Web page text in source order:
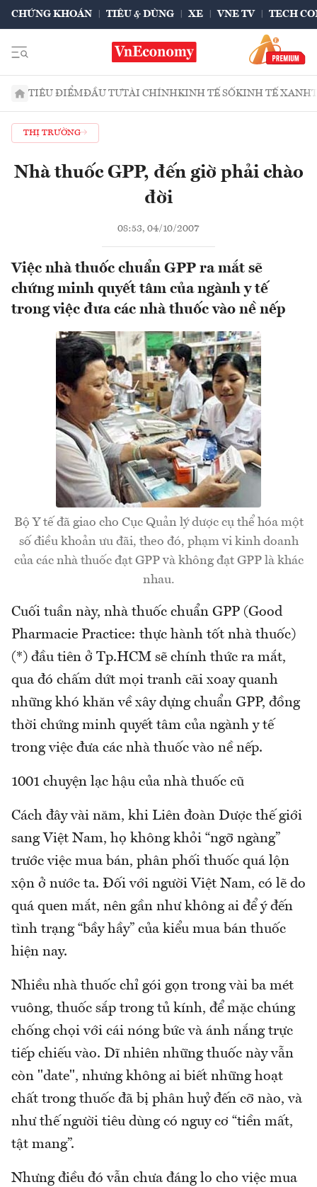
CHỨNG KHOÁN TIÊU & DÙNG XE VNE TV TECH
TIÊU ĐIỂMĐẦU TƯTÀI CHÍNHKINH TẾ SỐKINH TẾ XANH
THỊ TRƯỜNG
Nhà thuốc GPP, đến giờ phải chào
đời
08:53, 04/10/2007
Việc nhà thuốc chuẩn GPP ra mắt sẽ
chứng minh quyết tâm của ngành y tế
trong việc đưa các nhà thuốc vào nề nếp
Bộ Y tế đã giao cho Cục Quản lý dược cụ thể hóa một
số điều khoản ưu đãi, theo đó, phạm vi kinh doanh
của các nhà thuốc đạt GPP và không đạt GPP là khác
nhau.
Cuối tuần này, nhà thuốc chuẩn GPP (Good
Pharmacie Practice: thực hành tốt nhà thuốc)
(*) đầu tiên ở Tp.HCM sẽ chính thức ra mắt,
qua đó chấm dứt mọi tranh cãi xoay quanh
những khó khăn về xây dựng chuẩn GPP, đồng
thời chứng minh quyết tâm của ngành y tế
trong việc đưa các nhà thuốc vào nề nếp.
1001 chuyện lạc hậu của nhà thuốc cũ
Cách đây vài năm, khi Liên đoàn Dược thế giới
sang Việt Nam, họ không khỏi “ngỡ ngàng”
trước việc mua bán, phân phối thuốc quá lộn
xộn ở nước ta. Đối với người Việt Nam, có lẽ do
quá quen mắt, nên gần như không ai để ý đến
tình trạng “bầy hầy” của kiểu mua bán thuốc
hiện nay.
Nhiều nhà thuốc chỉ gói gọn trong vài ba mét
vuông, thuốc sắp trong tủ kính, để mặc chúng
chống chọi với cái nóng bức và ánh nắng trực
tiếp chiếu vào. Dĩ nhiên những thuốc này vẫn
còn "date", nhưng không ai biết những hoạt
chất trong thuốc đã bị phân huỷ đến cỡ nào, và
như thế người tiêu dùng có nguy cơ “tiền mất,
tật mang”.
Nhưng điều đó vẫn chưa đáng lo cho việc mua